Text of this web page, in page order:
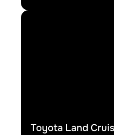
Toyota Land